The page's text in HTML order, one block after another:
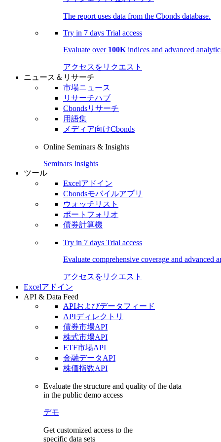
The report uses data from the Cbonds database.
Try in 7 days Trial access
Evaluate over 100K indices and advanced
アクセスをリクエスト
ニュース＆リサーチ
市場ニュース
リサーチハブ
Cbondsリサーチ
用語集
メディア向けCbonds
Online Seminars & Insights
Seminars Insights
ツール
Excelアドイン
Cbondsモバイルアプリ
ウォッチリスト
ポートフォリオ
債券計算機
Try in 7 days Trial access
Evaluate comprehensive coverage and advanced
アクセスをリクエスト
Excelアドイン
API & Data Feed
APIおよびデータフィード
APIディレクトリ
債券市場API
株式市場API
ETF市場API
金融データAPI
株価指数API
Evaluate the structure and quality of the data
in the public demo access
デモ
Get customized access to the
specific data sets